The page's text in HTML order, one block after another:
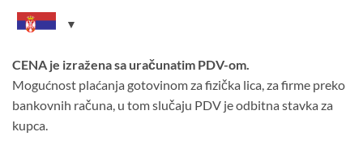
CENA je izražena sa uračunatim PDV-om.
Mogućnost plaćanja gotovinom za fizička lica, za firme preko
bankovnih računa, u tom slučaju PDV je odbitna stavka za
kupca.